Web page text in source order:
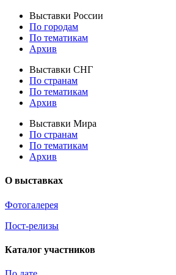
Выставки России
По городам
По тематикам
Архив
Выставки СНГ
По странам
По тематикам
Архив
Выставки Мира
По странам
По тематикам
Архив
О выставках
Фотогалерея
Пост-релизы
Каталог участников